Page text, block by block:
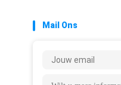
Mail Ons